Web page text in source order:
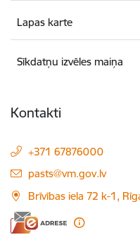
Lapas karte
Sīkdatņu izvēles maiņa
Kontakti
+371 67876000
E-pasts:
pasts@vm.gov.lv
Brīvības iela 72 k-1,